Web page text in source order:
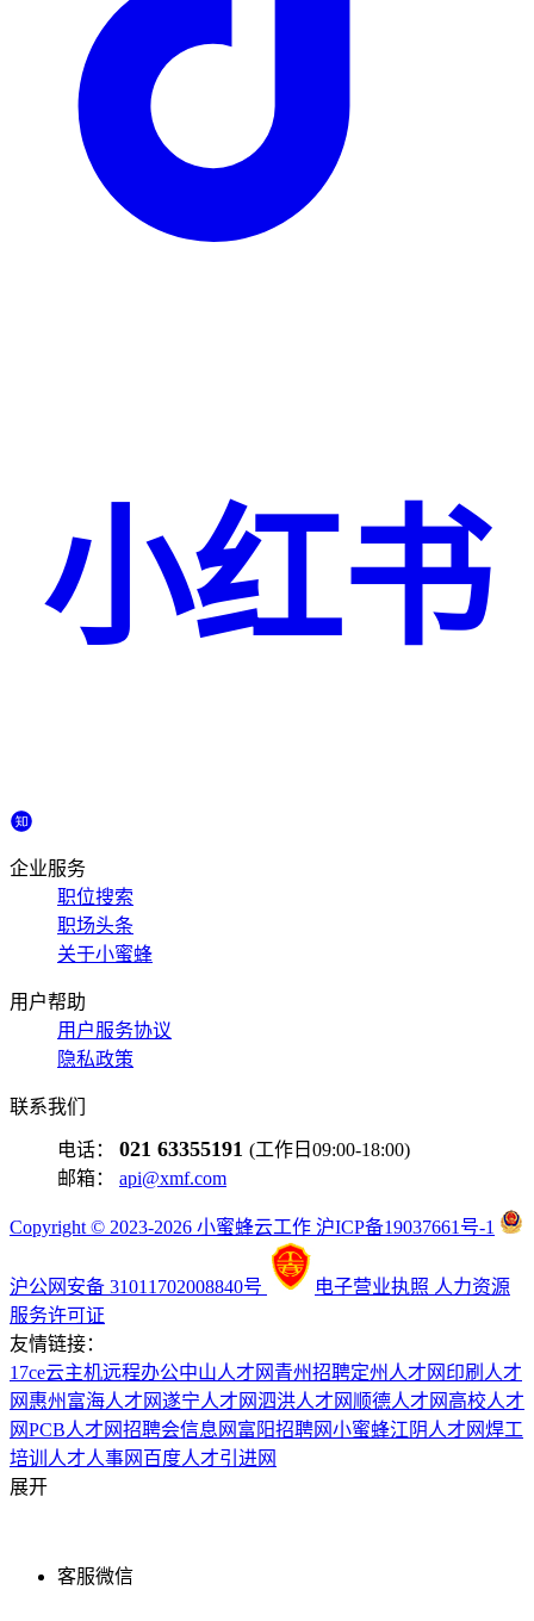
小红书
企业服务
职位搜索
职场头条
关于小蜜蜂
用户帮助
用户服务协议
隐私政策
联系我们
电话： 021 63355191 (工作日09:00-18:00)
邮箱： api@xmf.com
Copyright © 2023-2026 小蜜蜂云工作 沪ICP备19037661号-1
沪公网安备 31011702008840号 电子营业执照 人力资源
服务许可证
友情链接：
17ce云主机远程办公中山人才网 青州招聘定州人才网 印刷人才
网 惠州富海人才网遂宁人才网泗洪人才网 顺德人才网 高校人才
网PCB人才网招聘会信息网 富阳招聘网小蜜蜂江阴人才网焊工
培训 人才人事网 百度人才引进网
展开
客服微信